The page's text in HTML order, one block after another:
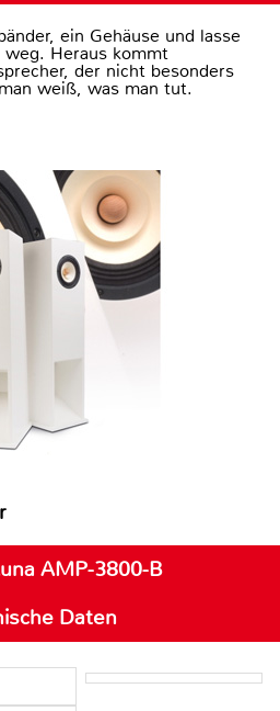
ein Gehäuse und lasse
Heraus kommt
der nicht besonders
weiß, was man tut.
AMP-3800-B
Daten